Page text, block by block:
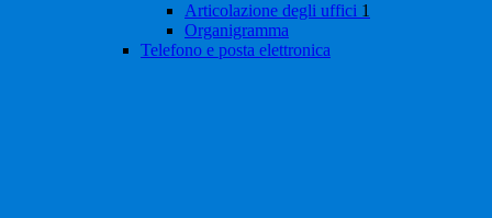
Articolazione degli uffici 1
Organigramma
Telefono e posta elettronica